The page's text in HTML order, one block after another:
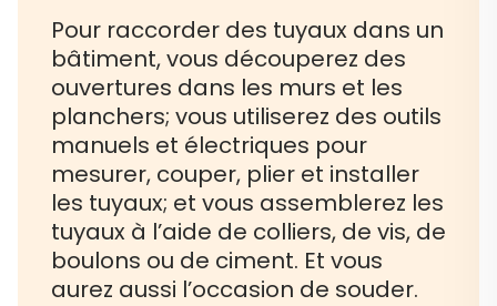
Pour raccorder des tuyaux dans un
bâtiment, vous découperez des
ouvertures dans les murs et les
planchers; vous utiliserez des outils
manuels et électriques pour
mesurer, couper, plier et installer
les tuyaux; et vous assemblerez les
tuyaux à l’aide de colliers, de vis, de
boulons ou de ciment. Et vous
aurez aussi l’occasion de souder.